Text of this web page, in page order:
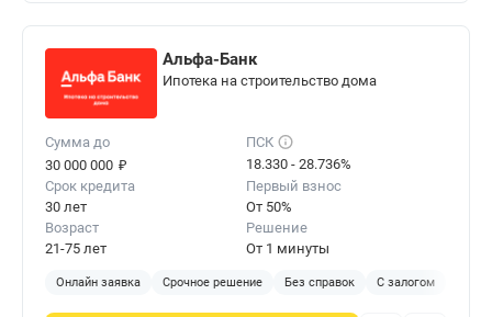
Альфа-Банк
Ипотека на строительство дома
Сумма до
30 000 000 ₽
ПСК
18.330 - 28.736%
Срок кредита
30 лет
Первый взнос
От 50%
Возраст
21-75 лет
Решение
От 1 минуты
Онлайн заявка Срочное решение Без справок С залогом